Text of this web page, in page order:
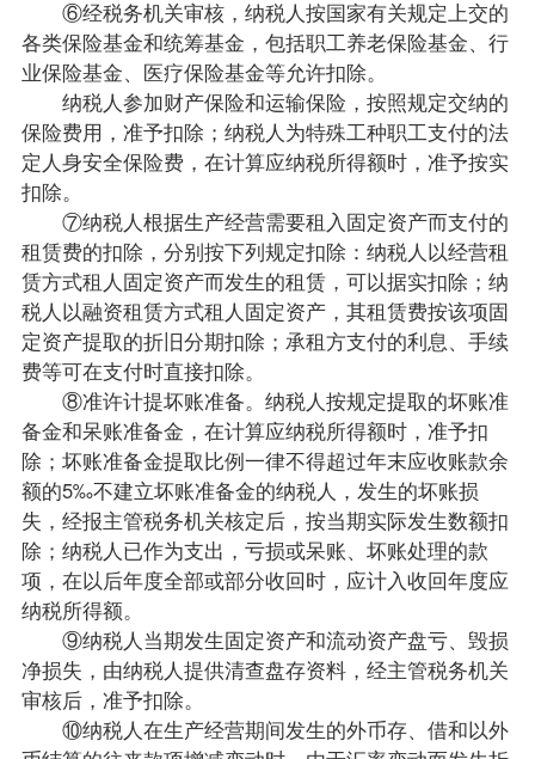
⑥经税务机关审核，纳税人按国家有关规定上交的
各类保险基金和统筹基金，包括职工养老保险基金、行
业保险基金、医疗保险基金等允许扣除。
纳税人参加财产保险和运输保险，按照规定交纳的
保险费用，准予扣除；纳税人为特殊工种职工支付的法
定人身安全保险费，在计算应纳税所得额时，准予按实
扣除。
⑦纳税人根据生产经营需要租入固定资产而支付的
租赁费的扣除，分别按下列规定扣除：纳税人以经营租
赁方式租人固定资产而发生的租赁，可以据实扣除；纳
税人以融资租赁方式租人固定资产，其租赁费按该项固
定资产提取的折旧分期扣除；承租方支付的利息、手续
费等可在支付时直接扣除。
⑧准许计提坏账准备。纳税人按规定提取的坏账准
备金和呆账准备金，在计算应纳税所得额时，准予扣
除；坏账准备金提取比例一律不得超过年末应收账款余
额的5‰不建立坏账准备金的纳税人，发生的坏账损
失，经报主管税务机关核定后，按当期实际发生数额扣
除；纳税人已作为支出，亏损或呆账、坏账处理的款
项，在以后年度全部或部分收回时，应计入收回年度应
纳税所得额。
⑨纳税人当期发生固定资产和流动资产盘亏、毁损
净损失，由纳税人提供清查盘存资料，经主管税务机关
审核后，准予扣除。
⑩纳税人在生产经营期间发生的外币存、借和以外